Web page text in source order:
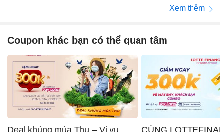
Xem thêm
Coupon khác bạn có thể quan tâm
Deal khủng mùa Thu – Vi vu
CÙNG